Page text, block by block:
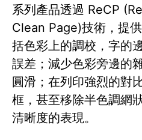
系列產品透過 ReCP
Clean Page)技術，提
括色彩上的調校，字的
誤差；減少色彩旁邊的
圓滑；在列印強烈的對
框，甚至移除半色調網
清晰度的表現。